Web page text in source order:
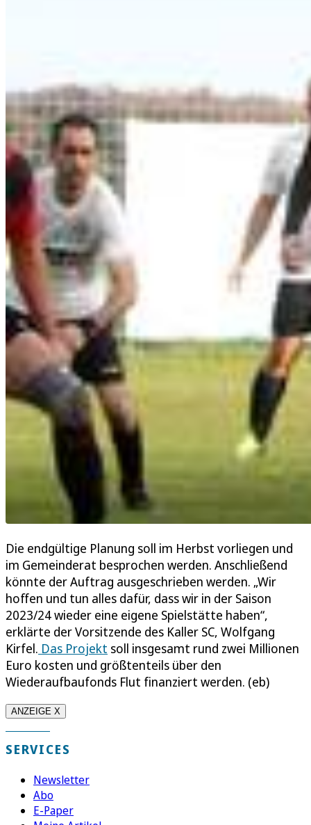
Die endgültige Planung soll im Herbst vorliegen und
im Gemeinderat besprochen werden. Anschließend
könnte der Auftrag ausgeschrieben werden. „Wir
hoffen und tun alles dafür, dass wir in der Saison
2023/24 wieder eine eigene Spielstätte haben“,
erklärte der Vorsitzende des Kaller SC, Wolfgang
Kirfel. Das Projekt soll insgesamt rund zwei Millionen
Euro kosten und größtenteils über den
Wiederaufbaufonds Flut finanziert werden. (eb)
ANZEIGE X
SERVICES
Newsletter
Abo
E-Paper